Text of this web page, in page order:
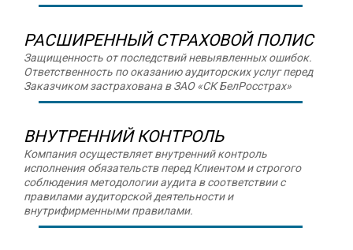
РАСШИРЕННЫЙ СТРАХОВОЙ ПОЛИС
Защищенность от последствий невыявленных ошибок.
Ответственность по оказанию аудиторских услуг перед
Заказчиком застрахована в ЗАО «СК БелРосстрах»
ВНУТРЕННИЙ КОНТРОЛЬ
Компания осуществляет внутренний контроль
исполнения обязательств перед Клиентом и строгого
соблюдения методологии аудита в соответствии с
правилами аудиторской деятельности и
внутрифирменными правилами.